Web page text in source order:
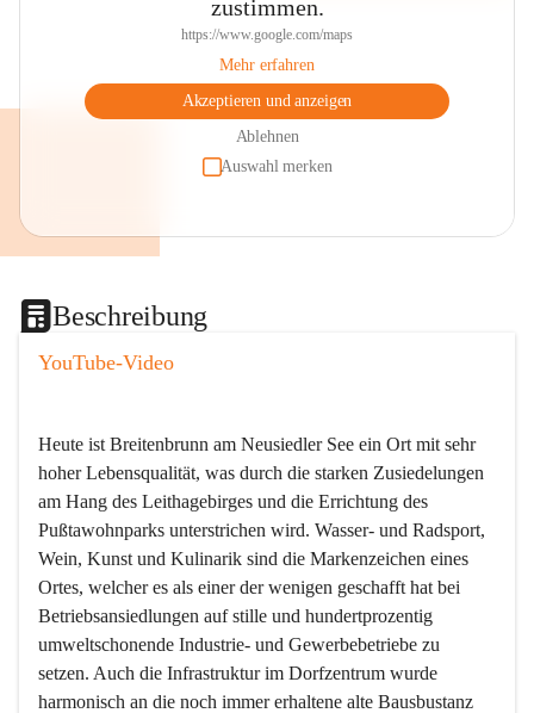
zustimmen.
https://www.google.com/maps
Mehr erfahren
Akzeptieren und anzeigen
Ablehnen
Auswahl merken
Beschreibung
YouTube-Video
Heute ist Breitenbrunn am Neusiedler See ein Ort mit sehr
hoher Lebensqualität, was durch die starken Zusiedelungen
am Hang des Leithagebirges und die Errichtung des
Pußtawohnparks unterstrichen wird. Wasser- und Radsport,
Wein, Kunst und Kulinarik sind die Markenzeichen eines
Ortes, welcher es als einer der wenigen geschafft hat bei
Betriebsansiedlungen auf stille und hundertprozentig
umweltschonende Industrie- und Gewerbebetriebe zu
setzen. Auch die Infrastruktur im Dorfzentrum wurde
harmonisch an die noch immer erhaltene alte Bausbustanz